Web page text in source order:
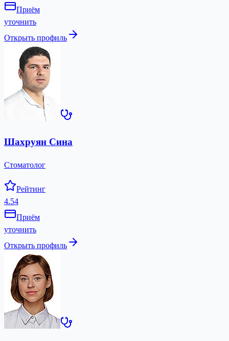
Приём
уточнить
Открыть профиль
Шахруян Сина
Стоматолог
Рейтинг
4.54
Приём
уточнить
Открыть профиль